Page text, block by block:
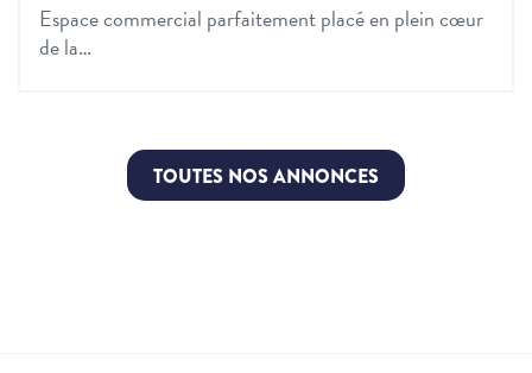
Espace commercial parfaitement placé en plein cœur
de la…
TOUTES NOS ANNONCES